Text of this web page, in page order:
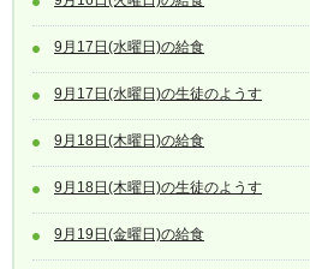
9月17日(水曜日)の給食
9月17日(水曜日)の生徒のようす
9月18日(木曜日)の給食
9月18日(木曜日)の生徒のようす
9月19日(金曜日)の給食